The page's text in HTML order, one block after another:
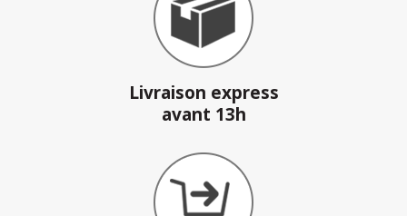
Livraison express
avant 13h